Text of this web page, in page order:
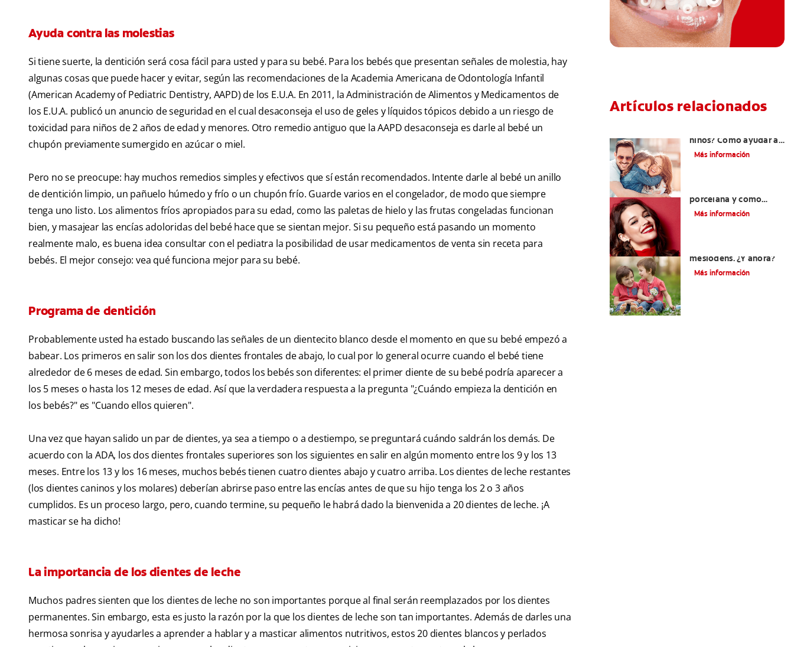
Ayuda contra las molestias
Si tiene suerte, la dentición será cosa fácil para usted y para su bebé. Para los bebés que presentan señales de molestia, hay
algunas cosas que puede hacer y evitar, según las recomendaciones de la Academia Americana de Odontología Infantil
(American Academy of Pediatric Dentistry, AAPD) de los E.U.A. En 2011, la Administración de Alimentos y Medicamentos de
los E.U.A. publicó un anuncio de seguridad en el cual desaconseja el uso de geles y líquidos tópicos debido a un riesgo de
toxicidad para niños de 2 años de edad y menores. Otro remedio antiguo que la AAPD desaconseja es darle al bebé un
chupón previamente sumergido en azúcar o miel.
Pero no se preocupe: hay muchos remedios simples y efectivos que sí están recomendados. Intente darle al bebé un anillo
de dentición limpio, un pañuelo húmedo y frío o un chupón frío. Guarde varios en el congelador, de modo que siempre
tenga uno listo. Los alimentos fríos apropiados para su edad, como las paletas de hielo y las frutas congeladas funcionan
bien, y masajear las encías adoloridas del bebé hace que se sientan mejor. Si su pequeño está pasando un momento
realmente malo, es buena idea consultar con el pediatra la posibilidad de usar medicamentos de venta sin receta para
bebés. El mejor consejo: vea qué funciona mejor para su bebé.
Programa de dentición
Probablemente usted ha estado buscando las señales de un dientecito blanco desde el momento en que su bebé empezó a
babear. Los primeros en salir son los dos dientes frontales de abajo, lo cual por lo general ocurre cuando el bebé tiene
alrededor de 6 meses de edad. Sin embargo, todos los bebés son diferentes: el primer diente de su bebé podría aparecer a
los 5 meses o hasta los 12 meses de edad. Así que la verdadera respuesta a la pregunta "¿Cuándo empieza la dentición en
los bebés?" es "Cuando ellos quieren".
Una vez que hayan salido un par de dientes, ya sea a tiempo o a destiempo, se preguntará cuándo saldrán los demás. De
acuerdo con la ADA, los dos dientes frontales superiores son los siguientes en salir en algún momento entre los 9 y los 13
meses. Entre los 13 y los 16 meses, muchos bebés tienen cuatro dientes abajo y cuatro arriba. Los dientes de leche restantes
(los dientes caninos y los molares) deberían abrirse paso entre las encías antes de que su hijo tenga los 2 o 3 años
cumplidos. Es un proceso largo, pero, cuando termine, su pequeño le habrá dado la bienvenida a 20 dientes de leche. ¡A
masticar se ha dicho!
La importancia de los dientes de leche
Muchos padres sienten que los dientes de leche no son importantes porque al final serán reemplazados por los dientes
permanentes. Sin embargo, esta es justo la razón por la que los dientes de leche son tan importantes. Además de darles una
hermosa sonrisa y ayudarles a aprender a hablar y a masticar alimentos nutritivos, estos 20 dientes blancos y perlados
Artículos relacionados
niños? Cómo ayudar a
tus pequeños en el
Más información
porcelana y cómo
cuidarlas?
Más información
mesiodens. ¿Y ahora?
Más información